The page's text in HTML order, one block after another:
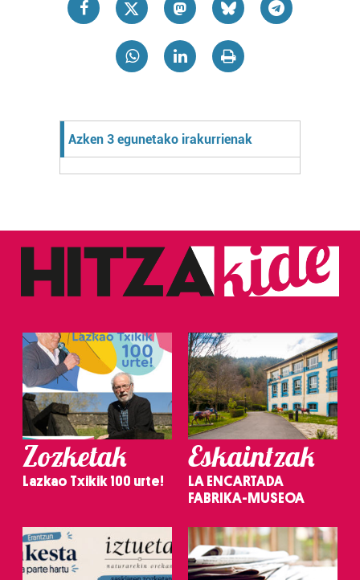
Azken 3 egunetako irakurrienak
Zozketak
Lazkao Txikik 100 urte!
Eskaintzak
LA ENCARTADA
FABRIKA-MUSEOA